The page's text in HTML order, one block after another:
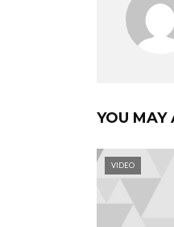
YOU MAY
VIDEO